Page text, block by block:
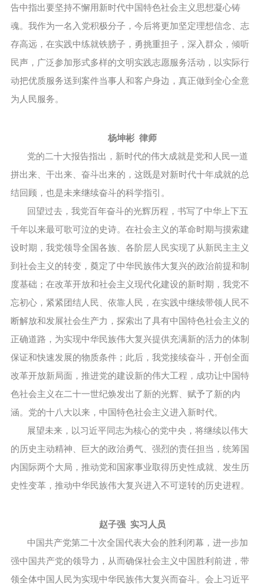
告中指出要坚持不懈用新时代中国特色社会主义思想凝心铸
魂。我作为一名入党积极分子，今后将更加坚定理想信念、志
存高远，在实践中练就铁膀子，勇挑重担子，深入群众，倾听
民声，广泛参加形式多样的文明实践志愿服务活动，以实际行
动把优质服务送到案件当事人和客户身边，真正做到全心全意
为人民服务。
杨坤彬 律师
党的二十大报告指出，新时代的伟大成就是党和人民一道
拼出来、干出来、奋斗出来的，这既是对新时代十年成就的总
结回顾，也是未来继续奋斗的科学指引。
回望过去，我党百年奋斗的光辉历程，书写了中华上下五
千年以来最可歌可泣的史诗。在社会主义的革命时期与摸索建
设时期，我党领导全国各族、各阶层人民实现了从新民主主义
到社会主义的转变，奠定了中华民族伟大复兴的政治前提和制
度基础；在改革开放和社会主义现代化建设的新时期，我党不
忘初心，紧紧团结人民、依靠人民，在实践中继续带领人民不
断解放和发展社会生产力，探索出了具有中国特色社会主义的
正确道路，为实现中华民族伟大复兴提供充满新的活力的体制
保证和快速发展的物质条件；此后，我党接续奋斗，开创全面
改革开放新局面，推进党的建设新的伟大工程，成功让中国特
色社会主义在二十一世纪焕发出了新的光辉、赋予了新的内
涵。党的十八大以来，中国特色社会主义进入新时代。
展望未来，以习近平同志为核心的党中央，将继续以伟大
的历史主动精神、巨大的政治勇气、强烈的责任担当，统筹国
内国际两个大局，推动党和国家事业取得历史性成就、发生历
史性变革，推动中华民族伟大复兴进入不可逆转的历史进程。
赵子强 实习人员
中国共产党第二十次全国代表大会的胜利闭幕，进一步加
强中国共产党的领导力，从而确保社会主义中国胜利前进，带
领全体中国人民为实现中华民族伟大复兴而奋斗。会上习近平